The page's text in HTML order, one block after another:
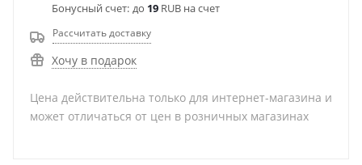
Бонусный счет: до 19 RUB на счет
Рассчитать доставку
Хочу в подарок
Цена действительна только для интернет-магазина и
может отличаться от цен в розничных магазинах